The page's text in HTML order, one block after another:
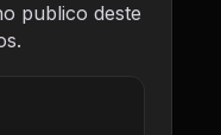
publico deste